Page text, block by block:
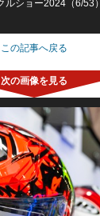
ショー2024（6/53）
この記事へ戻る